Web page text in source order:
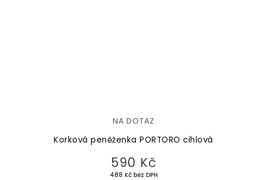
Korková peněženka PORTORO cihlová
NA DOTAZ
488 Kč bez DPH
590 Kč